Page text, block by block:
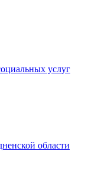
услуг
области